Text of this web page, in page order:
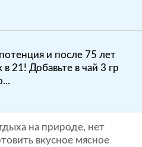
и после 75 лет
в 21! Добавьте в чай 3 гр
на природе, нет
вкусное мясное